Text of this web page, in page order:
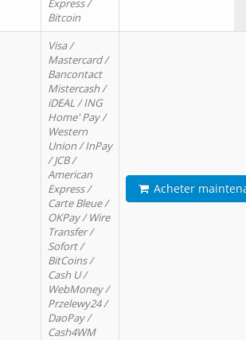
Express /
Bitcoin
Visa /
Mastercard /
Bancontact
Mistercash /
iDEAL / ING
Home' Pay /
Western
Union / InPay
/ JCB /
American
Express /
Carte Bleue /
OKPay / Wire
Transfer /
Sofort /
BitCoins /
Cash U /
WebMoney /
Przelewy24 /
DaoPay /
Cash4WM
Acheter